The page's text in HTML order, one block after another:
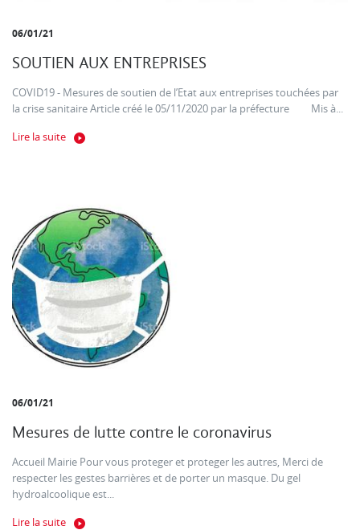
06/01/21
SOUTIEN AUX ENTREPRISES
COVID19 - Mesures de soutien de l’Etat aux entreprises touchées par
la crise sanitaire Article créé le 05/11/2020 par la préfecture Mis à...
Lire la suite
06/01/21
Mesures de lutte contre le coronavirus
Accueil Mairie Pour vous proteger et proteger les autres, Merci de
respecter les gestes barrières et de porter un masque. Du gel
hydroalcoolique est...
Lire la suite